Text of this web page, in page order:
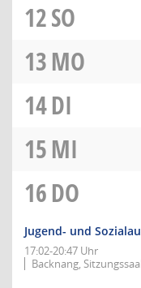
12SO
13MO
14DI
15MI
16DO
Jugend- und
17:02-20:47 Uhr
Backnang,